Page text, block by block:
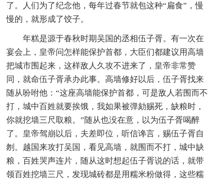
了。人们为了纪念他，每年过春节就包这种“扁食”，慢
慢的，就形成了饺子。
年糕是源于春秋时期吴国的丞相伍子胥。有一次在
宴会上，皇帝问怎样能保护首都，大臣们都建议用高墙
把城市围起来，这样敌人久攻不进来了，皇帝非常赞
同，就命伍子胥承办此事。高墙修好以后，伍子胥找来
随从吩咐他：“这座高墙能保护首都，可是敌人若围而不
打，城中百姓就要挨饿，我如果被弹劾赐死，缺粮时，
你就挖墙三尺取粮。”随从也没在意，以为伍子胥喝醉
了。皇帝驾崩以后，夫差即位，听信谗言，赐伍子胥自
刎。越国来攻打吴国，看见高墙，就围而不打，城中缺
粮，百姓哭声连片，随从这时想起伍子胥说的话，就带
领百姓挖墙三尺，发现城砖都是用糯米粉做得，这些糯